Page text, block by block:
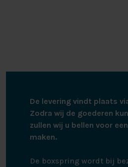
De levering vindt plaats
Zodra wij de goederen
zullen wij u bellen voor
maken.
De boxspring wordt bij